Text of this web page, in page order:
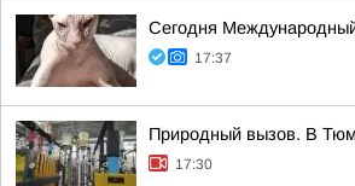
Сегодня
17:37
Природный вызов. В
17:30